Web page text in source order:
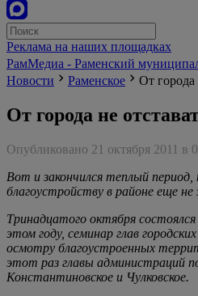
Реклама на наших площадках
РамМедиа - Раменский
Новости
Раменское От города
От города не
Опубликовано 21 октября 2011 в
Вот и закончился теплый
благоустройству в районе еще
Тринадцатого октября состоялся
этом году, семинар глав
осмотру благоустроенных
этот раз главы администраций
Константиновское и Чулковское.